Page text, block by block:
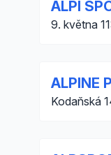
ALPI
9. května
ALPINE
Kodaňská